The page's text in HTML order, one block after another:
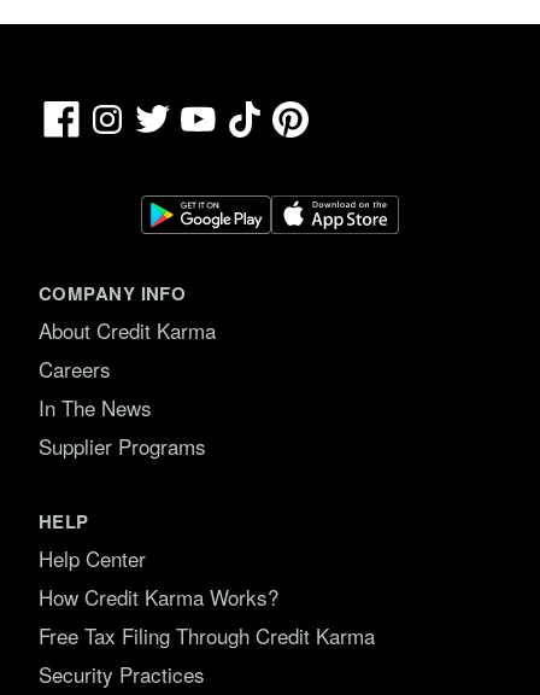
FacebookInstagram
Twitter YouTubeTikTokPinterest
COMPANY INFO
About Credit Karma
Careers
In The News
Supplier Programs
HELP
Help Center
How Credit Karma Works?
Free Tax Filing Through Credit Karma
Security Practices